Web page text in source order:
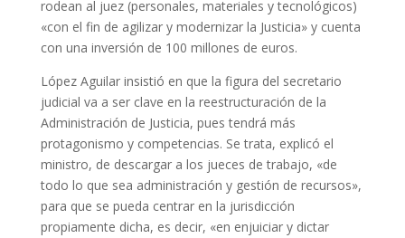
rodean al juez (personales, materiales y tecnológicos)
«con el fin de agilizar y modernizar la Justicia» y cuenta
con una inversión de 100 millones de euros.
López Aguilar insistió en que la figura del secretario
judicial va a ser clave en la reestructuración de la
Administración de Justicia, pues tendrá más
protagonismo y competencias. Se trata, explicó el
ministro, de descargar a los jueces de trabajo, «de
todo lo que sea administración y gestión de recursos»,
para que se pueda centrar en la jurisdicción
propiamente dicha, es decir, «en enjuiciar y dictar